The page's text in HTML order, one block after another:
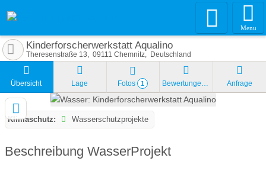
Menu
Kinderforscherwerkstatt Aqualino
Theresenstraße 13 09111 Chemnitz Deutschland
Übersicht Lage Fotos 1 Bewertungen Anfrage
Klimaschutz: Wasserschutzprojekte
Beschreibung WasserProjekt